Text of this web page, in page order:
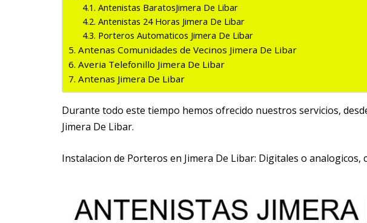
Antenistas BaratosJimera De Libar
Antenistas 24 Horas Jimera De Libar
Porteros Automaticos Jimera De Libar
Antenas Comunidades de Vecinos Jimera De Libar
Averia Telefonillo Jimera De Libar
Antenas Jimera De Libar
Durante todo este tiempo hemos ofrecido nuestros servicios,
Jimera De Libar.
Instalacion de Porteros en Jimera De Libar: Digitales o analogicos,